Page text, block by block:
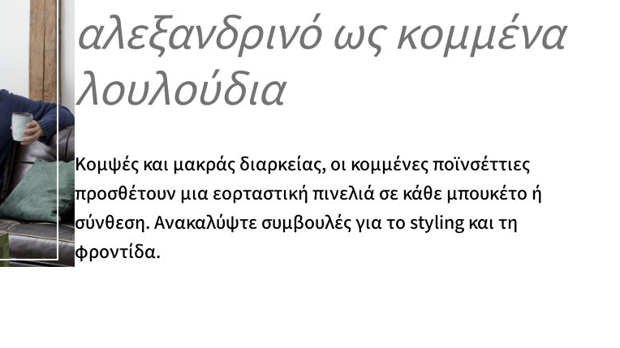
αλεξανδρινό ως κομμένα
λουλούδια
Κομψές και μακράς διαρκείας, οι κομμένες ποϊνσέττιες
προσθέτουν μια εορταστική πινελιά σε κάθε μπουκέτο ή
σύνθεση. Ανακαλύψτε συμβουλές για το styling και τη
φροντίδα.